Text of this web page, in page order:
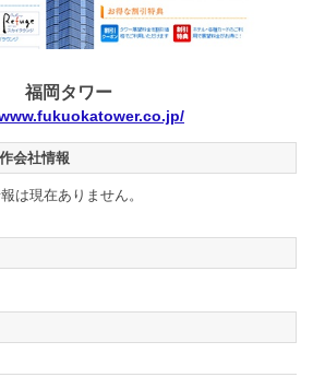
福岡タワー
会社情報
は現在ありません。